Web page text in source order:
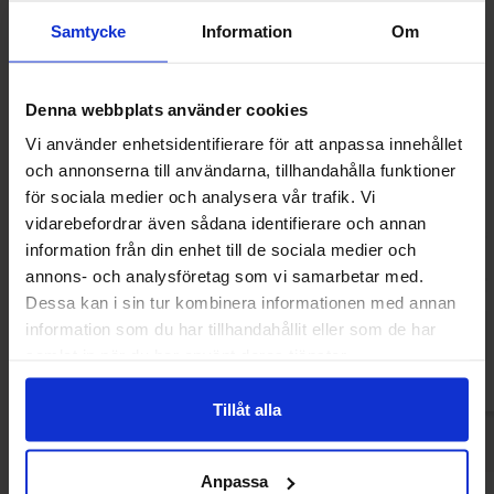
Samtycke Information Om
Denna webbplats använder cookies
Vi använder enhetsidentifierare för att anpassa innehållet
och annonserna till användarna, tillhandahålla funktioner
för sociala medier och analysera vår trafik. Vi
vidarebefordrar även sådana identifierare och annan
information från din enhet till de sociala medier och
annons- och analysföretag som vi samarbetar med.
Dessa kan i sin tur kombinera informationen med annan
information som du har tillhandahållit eller som de har
Tillåt alla
Anpassa
Hero Gummy Candy Gelegodisboll DC
Super Friends 80g
36.90 kr
Kjøp
Mormors